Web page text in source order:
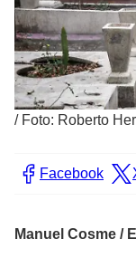
/ Foto: Roberto
Facebook
Manuel Cosme /